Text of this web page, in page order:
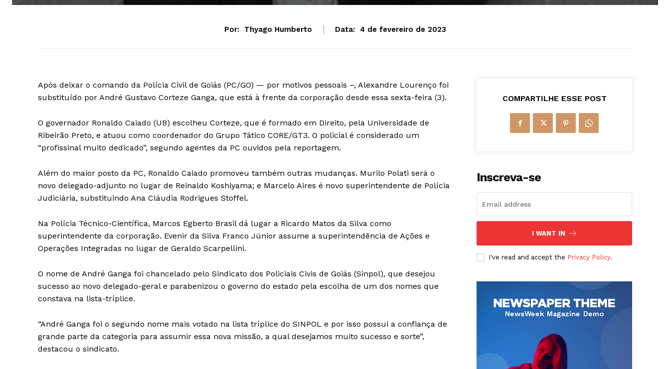
Por: Thyago Humberto Data: 4 de fevereiro de 2023
Após deixar o comando da Polícia Civil de Goiás (PC/GO) — por motivos pessoais –, Alexandre Lourenço foi
substituído por André Gustavo Corteze Ganga, que está à frente da corporação desde essa sexta-feira (3).
O governador Ronaldo Caiado (UB) escolheu Corteze, que é formado em Direito, pela Universidade de
Ribeirão Preto, e atuou como coordenador do Grupo Tático CORE/GT3. O policial é considerado um
“profissinal muito dedicado”, segundo agentes da PC ouvidos pela reportagem.
Além do maior posto da PC, Ronaldo Caiado promoveu também outras mudanças. Murilo Polati será o
novo delegado-adjunto no lugar de Reinaldo Koshiyama; e Marcelo Aires é novo superintendente de Polícia
Judiciária, substituindo Ana Cláudia Rodrigues Stoffel.
Na Polícia Técnico-Científica, Marcos Egberto Brasil dá lugar a Ricardo Matos da Silva como
superintendente da corporação. Evenir da Silva Franco Júnior assume a superintendência de Ações e
Operações Integradas no lugar de Geraldo Scarpellini.
O nome de André Ganga foi chancelado pelo Sindicato dos Policiais Civis de Goiás (Sinpol), que desejou
sucesso ao novo delegado-geral e parabenizou o governo do estado pela escolha de um dos nomes que
constava na lista-tríplice.
“André Ganga foi o segundo nome mais votado na lista tríplice do SINPOL e por isso possui a confiança de
grande parte da categoria para assumir essa nova missão, a qual desejamos muito sucesso e sorte”,
destacou o sindicato.
COMPARTILHE ESSE POST
Inscreva-se
I WANT IN
I've read and accept the Privacy Policy.